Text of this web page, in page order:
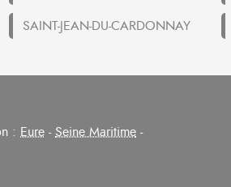
SAINT-JEAN-DU-CARDONNAY
: Eure -Seine Maritime -